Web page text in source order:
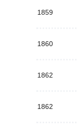
1859
1860
1862
1862